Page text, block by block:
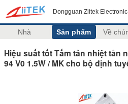
Dongguan Ziitek
Nhà Sản phẩm Về
Hiệu suất tốt Tấm tản nhiệt tản
94 V0 1.5W / MK cho bộ định